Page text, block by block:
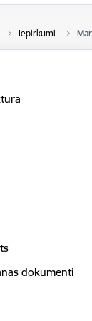
Iepirkumi
dokumenti